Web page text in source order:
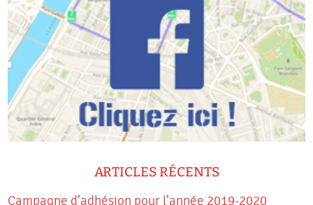
ARTICLES RÉCENTS
Campagne d’adhésion pour l’année 2019-2020